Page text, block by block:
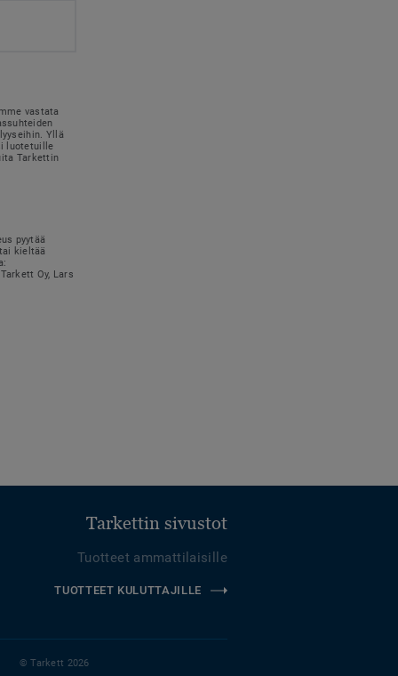
vastata
Yllä
luotetuille
Tarkettin
pyytää
kieltää
Oy, Lars
Tarkettin sivustot
Tuotteet ammattilaisille
TUOTTEET KULUTTAJILLE
© Tarkett 2026